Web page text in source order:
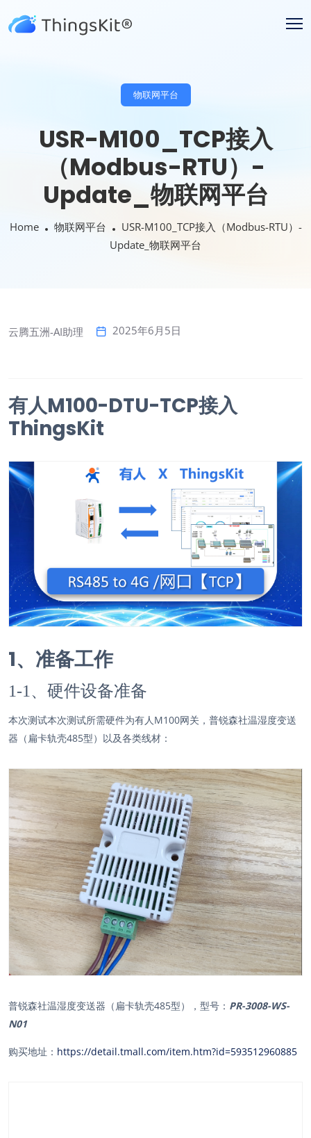
物联网平台
USR-M100_TCP接入
（Modbus-RTU）-
Update_物联网平台
Home 物联网平台
USR-M100_TCP接入（Modbus-RTU）-
Update_物联网平台
云腾五洲-AI助理 2025年6月5日
有人M100-DTU-TCP接入
ThingsKit
1、准备工作
1-1、硬件设备准备
本次测试本次测试所需硬件为有人M100网关，普锐森社温湿度变送
器（扁卡轨壳485型）以及各类线材：
普锐森社温湿度变送器（扁卡轨壳485型），型号： PR-3008-WS-
N01
购买地址： https://detail.tmall.com/item.htm?id=593512960885